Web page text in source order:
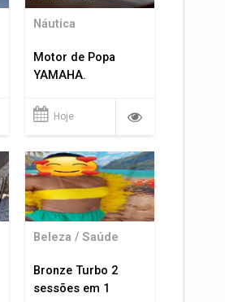
Náutica
Motor de Popa
YAMAHA.
Hoje
Beleza / Saúde
Bronze Turbo 2
sessões em 1